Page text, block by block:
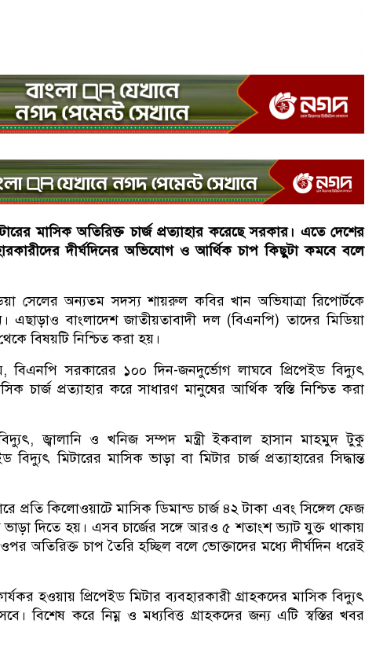
মাসিক অতিরিক্ত চার্জ প্রত্যাহার করেছে সরকার। এতে দেশের
দীর্ঘদিনের অভিযোগ ও আর্থিক চাপ কিছুটা কমবে বলে
সেলের অন্যতম সদস্য শায়রুল কবির খান অভিযাত্রা রিপোর্টকে
এছাড়াও বাংলাদেশ জাতীয়তাবাদী দল (বিএনপি) তাদের মিডিয়া
বিষয়টি নিশ্চিত করা হয়।
বিএনপি সরকারের ১০০ দিন-জনদুর্ভোগ লাঘবে প্রিপেইড বিদ্যুৎ
চার্জ প্রত্যাহার করে সাধারণ মানুষের আর্থিক স্বস্তি নিশ্চিত করা
জ্বালানি ও খনিজ সম্পদ মন্ত্রী ইকবাল হাসান মাহমুদ টুকু
বিদ্যুৎ মিটারের মাসিক ভাড়া বা মিটার চার্জ প্রত্যাহারের সিদ্ধান্ত
প্রতি কিলোওয়াটে মাসিক ডিমান্ড চার্জ ৪২ টাকা এবং সিঙ্গেল ফেজ
ভাড়া দিতে হয়। এসব চার্জের সঙ্গে আরও ৫ শতাংশ ভ্যাট যুক্ত থাকায়
অতিরিক্ত চাপ তৈরি হচ্ছিল বলে ভোক্তাদের মধ্যে দীর্ঘদিন ধরেই
হওয়ায় প্রিপেইড মিটার ব্যবহারকারী গ্রাহকদের মাসিক বিদ্যুৎ
বিশেষ করে নিম্ন ও মধ্যবিত্ত গ্রাহকদের জন্য এটি স্বস্তির খবর